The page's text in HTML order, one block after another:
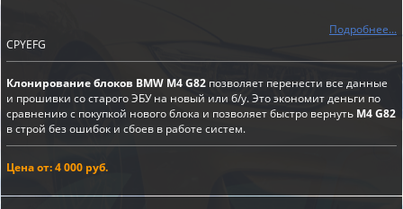
Подробнее...
CPYEFG
Клонирование блоков BMW M4 G82 позволяет перенести все данные
и прошивки со старого ЭБУ на новый или б/у. Это экономит деньги по
сравнению с покупкой нового блока и позволяет быстро вернуть M4 G82
в строй без ошибок и сбоев в работе систем.
Цена от: 4 000 руб.